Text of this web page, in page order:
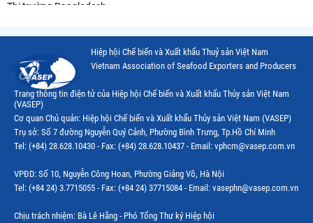
Thị trường Bangladesh
Thị trường Canada
Thị trường Ecuador
Thị trường EU
Thị trường Indonesia
Thị trường Mỹ
Thị trường Nga
Hiệp hội Chế biến và Xuất khẩu Thuỷ sản Việt Nam
Vietnam Association of Seafood Exporters and Producers
Trang thông tin điện tử của Hiệp hội Chế biến và Xuất khẩu Thủy sản Việt Nam
(VASEP)
Cơ quan Chủ quản: Hiệp hội Chế biến và Xuất khẩu Thủy sản Việt Nam (VASEP)
Trụ sở: Số 7 đường Nguyễn Quý Cảnh, Phường Bình Trưng, Tp.Hồ Chí Minh
Tel: (+84) 28.628.10430 - Fax: (+84) 28.628.10437 - Email: vphcm@vasep.com.vn
VPĐD: Số 10, Nguyễn Công Hoan, Phường Giảng Võ, Hà Nội
Tel: (+84 24) 3.7715055 - Fax: (+84 24) 37715084 - Email: vasephn@vasep.com.vn
Chịu trách nhiệm: Bà Lê Hằng - Phó Tổng Thư ký Hiệp hội